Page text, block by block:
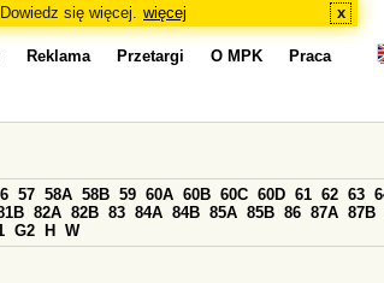
się więcej. więcej x
Reklama Przetargi O MPK Praca
57 58A 58B 59 60A 60B 60C 60D 61 62 63
82A 82B 83 84A 84B 85A 85B 86 87A 87B
G2 H W